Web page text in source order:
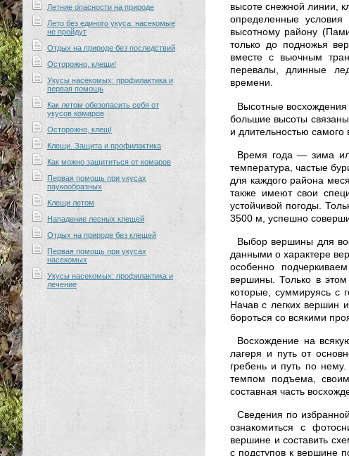
Летние опасности на природе
Лето без единого укуса: насекомые
не пройдут
Отдых на природе без последствий
Осторожно, клещи!
Укусы насекомых: профилактика и
первая помощь
Как летом обезопасить себя от
укусов комаров
Осторожно, клещ!
Клещи. Защита и профилактика
Как можно защититься от комаров
Первая помощь при укусах
паукообразных
Клещи летом
Нападение лесных клещей
Отдых на природе без клещей
Первая помощь при укусах
насекомых
Укусы насекомых: профилактика и
лечение
высоте снежной линии,
определенные
высотному району
только до подножья
вместе с вьючным
перевалы, длинные
времени.
Высотные восхождения
большие высоты
и длительностью самого
Время года — зима
температура, частые
для каждого района
также имеют свои
устойчивой погоды.
3500 м, успешно
Выбор вершины для
данными о характере
особенно
вершины. Только в этом
которые, суммируясь с
Начав с легких вершин
бороться со всякими
Восхождение на
лагеря и путь от
гребень и путь по
темпом подъема,
составная часть
Сведения по
ознакомиться с
вершине и составить
с подступов к вершине